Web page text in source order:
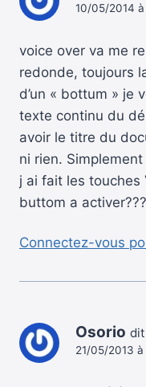
10/05/2014 à
voice over va me
redonde, toujours
d’un « bottum » je
texte continu du
avoir le titre du
ni rien.
j ai fait les touches
buttom a activer???
Connectez-vous
Osorio
21/05/2013 à